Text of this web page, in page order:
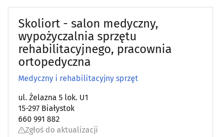
Skoliort - salon medyczny,
wypożyczalnia sprzętu
rehabilitacyjnego, pracownia
ortopedyczna
Medyczny i rehabilitacyjny sprzęt
ul. Żelazna 5 lok. U1
15-297 Białystok
660 991 882
Zgłoś do aktualizacji